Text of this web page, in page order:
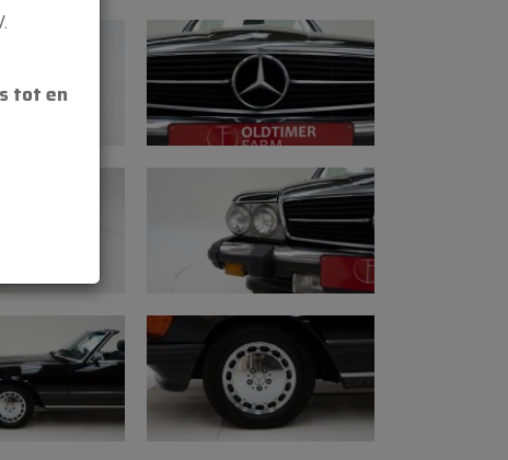
goede professionele restauratie
goed, herlakt met sporen van
kleur, herlakt met sporen van normaal
gaan nog een paar jaar mee
van 2016
mooi en gerestaureerd
origineel en goed leesbaar
tot en